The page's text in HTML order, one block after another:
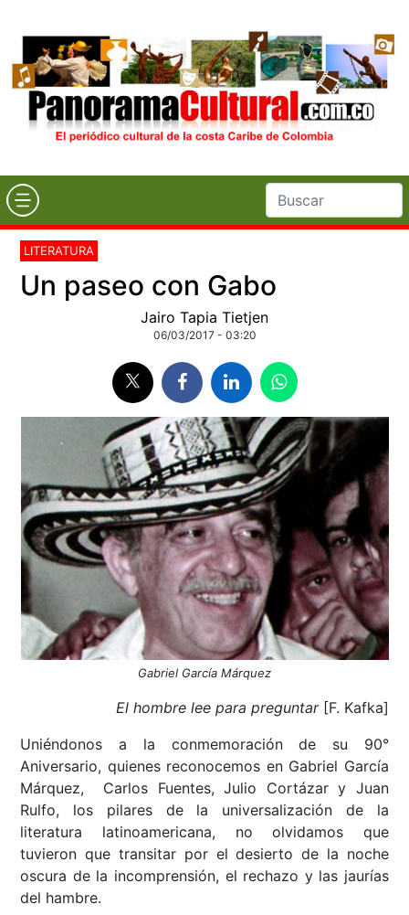
LITERATURA
Un paseo con Gabo
Jairo Tapia Tietjen
06/03/2017 - 03:20
Gabriel García Márquez
El hombre lee para preguntar[F. Kafka]
Uniéndonos a la conmemoración de su 90°
Aniversario, quienes reconocemos en Gabriel García
Márquez, Carlos Fuentes, Julio Cortázar y Juan
Rulfo, los pilares de la universalización de la
literatura latinoamericana, no olvidamos que
tuvieron que transitar por el desierto de la noche
oscura de la incomprensión, el rechazo y las jaurías
del hambre.